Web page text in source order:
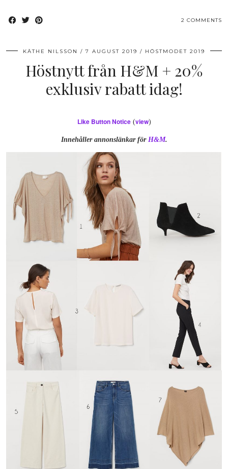
2 COMMENTS
KÄTHE NILSSON 7 AUGUST 2019 HÖSTMODET 2019
Höstnytt från H&M + 20%
exklusiv rabatt idag!
Like Button Notice(view)
Innehåller annonslänkar för H&M.